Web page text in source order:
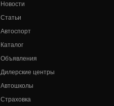
Новости
Статьи
Автоспорт
Каталог
Объявления
Дилерские центры
Автошколы
Страховка